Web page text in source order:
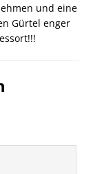
und eine
Gürtel enger